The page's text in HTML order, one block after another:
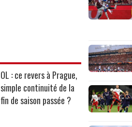
OL : ce revers à Prague,
simple continuité de la
fin de saison passée ?